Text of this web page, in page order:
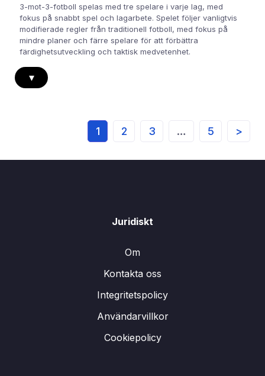
3-mot-3-fotboll spelas med tre spelare i varje lag, med
fokus på snabbt spel och lagarbete. Spelet följer vanligtvis
modifierade regler från traditionell fotboll, med fokus på
mindre planer och färre spelare för att förbättra
färdighetsutveckling och taktisk medvetenhet.
▾
1 2 3 … 5 >
Juridiskt
Om
Kontakta oss
Integritetspolicy
Användarvillkor
Cookiepolicy